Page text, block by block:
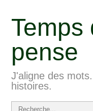
Temps
pense
J'aligne des
histoires.